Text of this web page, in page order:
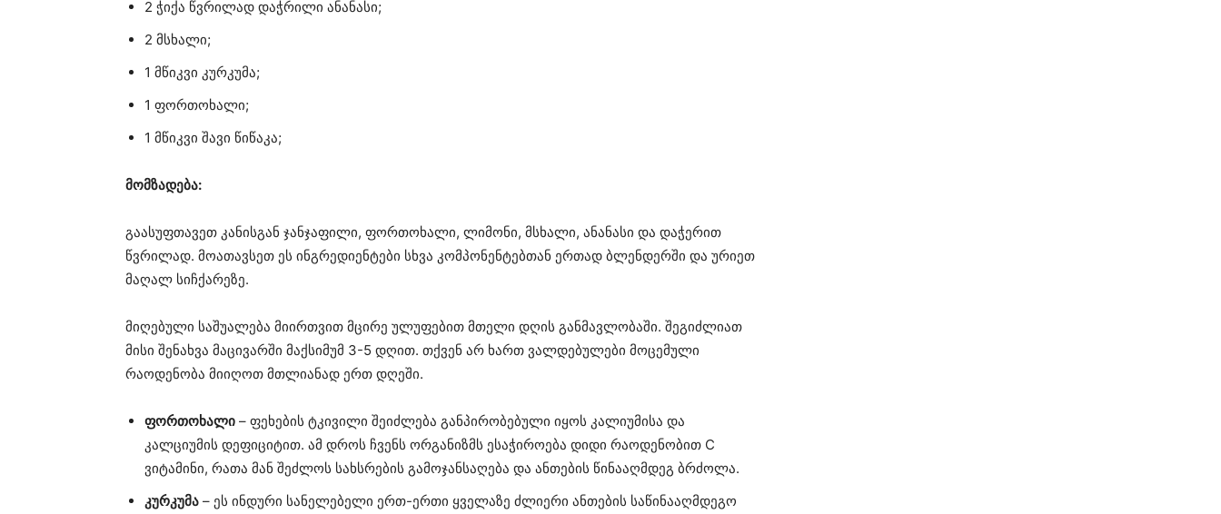
2 ჭიქა წვრილად დაჭრილი ანანასი;
2 მსხალი;
1 მწიკვი კურკუმა;
1 ფორთოხალი;
1 მწიკვი შავი წიწაკა;
მომზადება:
გაასუფთავეთ კანისგან ჯანჯაფილი, ფორთოხალი, ლიმონი, მსხალი, ანანასი და დაჭერით
წვრილად. მოათავსეთ ეს ინგრედიენტები სხვა კომპონენტებთან ერთად ბლენდერში და ურიეთ
მაღალ სიჩქარეზე.
მიღებული საშუალება მიირთვით მცირე ულუფებით მთელი დღის განმავლობაში. შეგიძლიათ
მისი შენახვა მაცივარში მაქსიმუმ 3-5 დღით. თქვენ არ ხართ ვალდებულები მოცემული
რაოდენობა მიიღოთ მთლიანად ერთ დღეში.
ფორთოხალი – ფეხების ტკივილი შეიძლება განპირობებული იყოს კალიუმისა და
კალციუმის დეფიციტით. ამ დროს ჩვენს ორგანიზმს ესაჭიროება დიდი რაოდენობით C
ვიტამინი, რათა მან შეძლოს სახსრების გამოჯანსაღება და ანთების წინააღმდეგ ბრძოლა.
კურკუმა – ეს ინდური სანელებელი ერთ-ერთი ყველაზე ძლიერი ანთების საწინააღმდეგო